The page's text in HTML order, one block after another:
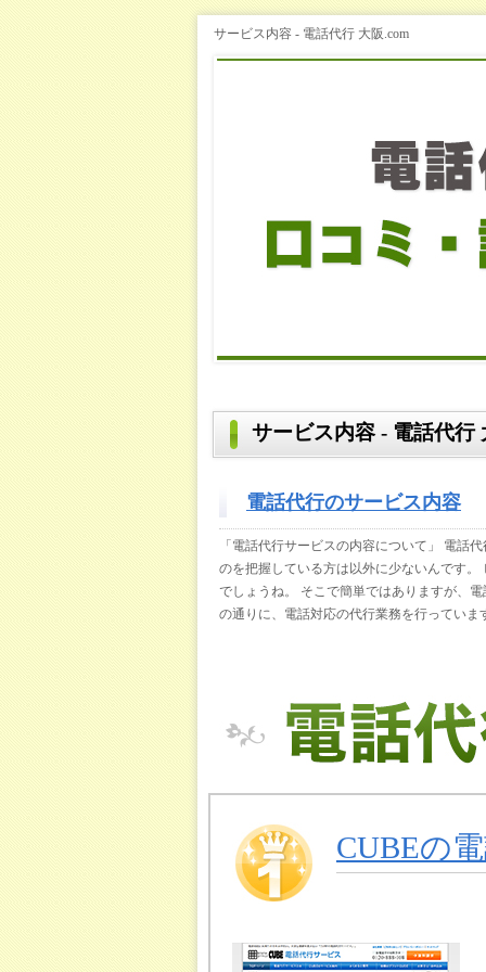
サービス内容 - 電話代行 大阪.com
サービス内容 - 電話代行
電話代行のサービス内容
「電話代行サービスの内容について」 電話
のを把握している方は以外に少ないんです
でしょうね。 そこで簡単ではありますが、
の通りに、電話対応の代行業務を行っていま
CUBEの